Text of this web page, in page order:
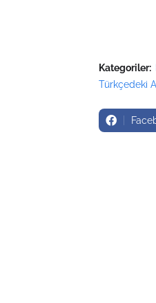
Kategoriler:
Türkçedeki